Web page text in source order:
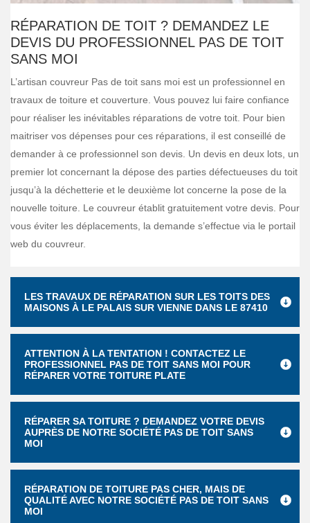
RÉPARATION DE TOIT ? DEMANDEZ LE
DEVIS DU PROFESSIONNEL PAS DE TOIT
SANS MOI
L’artisan couvreur Pas de toit sans moi est un professionnel en
travaux de toiture et couverture. Vous pouvez lui faire confiance
pour réaliser les inévitables réparations de votre toit. Pour bien
maitriser vos dépenses pour ces réparations, il est conseillé de
demander à ce professionnel son devis. Un devis en deux lots, un
premier lot concernant la dépose des parties défectueuses du toit
jusqu’à la déchetterie et le deuxième lot concerne la pose de la
nouvelle toiture. Le couvreur établit gratuitement votre devis. Pour
vous éviter les déplacements, la demande s’effectue via le portail
web du couvreur.
LES TRAVAUX DE RÉPARATION SUR LES TOITS DES
MAISONS À LE PALAIS SUR VIENNE DANS LE 87410
ATTENTION À LA TENTATION ! CONTACTEZ LE
PROFESSIONNEL PAS DE TOIT SANS MOI POUR
RÉPARER VOTRE TOITURE PLATE
RÉPARER SA TOITURE ? DEMANDEZ VOTRE DEVIS
AUPRÈS DE NOTRE SOCIÉTÉ PAS DE TOIT SANS
MOI
RÉPARATION DE TOITURE PAS CHER, MAIS DE
QUALITÉ AVEC NOTRE SOCIÉTÉ PAS DE TOIT SANS
MOI